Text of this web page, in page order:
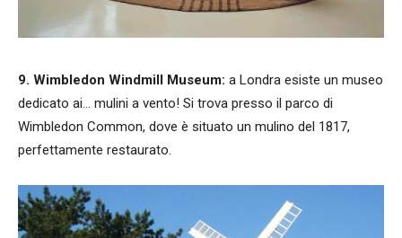
9. Wimbledon Windmill Museum: a Londra esiste un museo
dedicato ai… mulini a vento! Si trova presso il parco di
Wimbledon Common, dove è situato un mulino del 1817,
perfettamente restaurato.